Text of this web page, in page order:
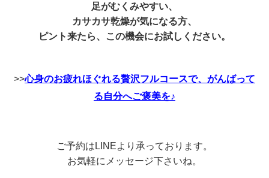
足がむくみやすい、
カサカサ乾燥が気になる方、
ピント来たら、この機会にお試しください。
>>心身のお疲れほぐれる贅沢フルコースで、がんばって
る自分へご褒美を♪
ご予約はLINEより承っております。
お気軽にメッセージ下さいね。